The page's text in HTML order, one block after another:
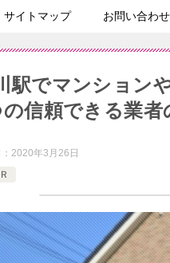
サイトマップ お問い合わ
駅でマンション
信頼できる業者
2020年3月26日